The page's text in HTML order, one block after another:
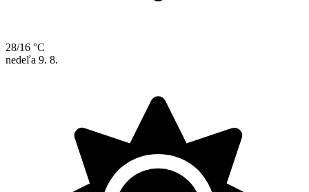
28/16 °C
nedeľa 9. 8.